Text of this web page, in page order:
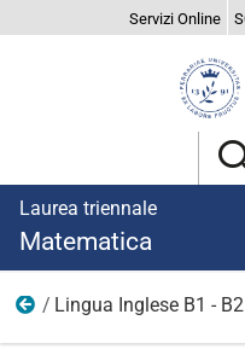
Servizi Online
Laurea triennale
Matematica
2024
Lingua Inglese B1 - B2